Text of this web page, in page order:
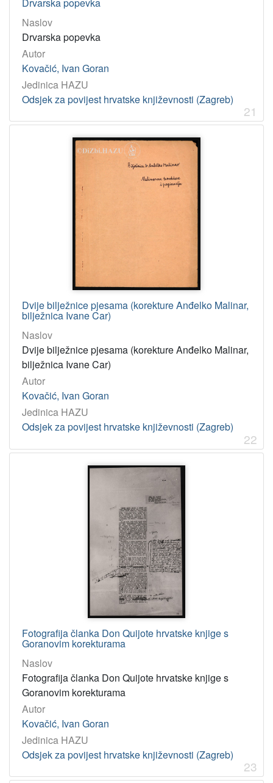
Naslov
Drvarska popevka
Autor
Kovačić, Ivan Goran
Jedinica HAZU
Odsjek za povijest hrvatske književnosti (Zagreb)
21
Dvije bilježnice pjesama (korekture Anđelko Malinar,
bilježnica Ivane Car)
Naslov
Dvije bilježnice pjesama (korekture Anđelko Malinar,
bilježnica Ivane Car)
Autor
Kovačić, Ivan Goran
Jedinica HAZU
Odsjek za povijest hrvatske književnosti (Zagreb)
22
Fotografija članka Don Quijote hrvatske knjige s
Goranovim korekturama
Naslov
Fotografija članka Don Quijote hrvatske knjige s
Goranovim korekturama
Autor
Kovačić, Ivan Goran
Jedinica HAZU
Odsjek za povijest hrvatske književnosti (Zagreb)
23